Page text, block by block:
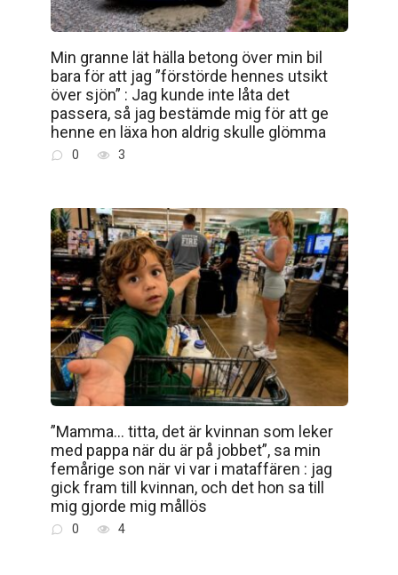
Min granne lät hälla betong över min bil
bara för att jag ”förstörde hennes utsikt
över sjön” : Jag kunde inte låta det
passera, så jag bestämde mig för att ge
henne en läxa hon aldrig skulle glömma
0 3
”Mamma… titta, det är kvinnan som leker
med pappa när du är på jobbet”, sa min
femårige son när vi var i mataffären : jag
gick fram till kvinnan, och det hon sa till
mig gjorde mig mållös
0 4